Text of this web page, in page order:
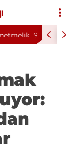
Çıktı: Ameliyattan